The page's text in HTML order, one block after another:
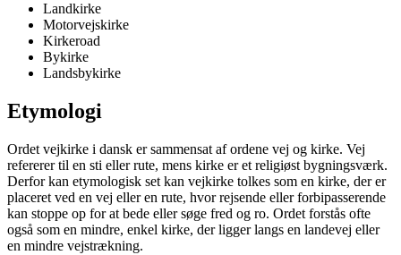
Landkirke
Motorvejskirke
Kirkeroad
Bykirke
Landsbykirke
Etymologi
Ordet vejkirke i dansk er sammensat af ordene vej og kirke. Vej
refererer til en sti eller rute, mens kirke er et religiøst bygningsværk.
Derfor kan etymologisk set kan vejkirke tolkes som en kirke, der er
placeret ved en vej eller en rute, hvor rejsende eller forbipasserende
kan stoppe op for at bede eller søge fred og ro. Ordet forstås ofte
også som en mindre, enkel kirke, der ligger langs en landevej eller
en mindre vejstrækning.